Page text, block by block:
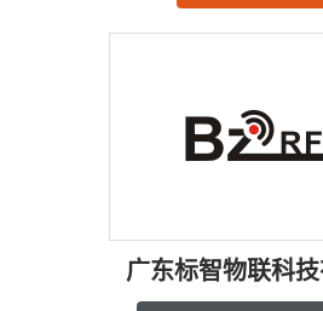
广东标智物联科技